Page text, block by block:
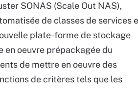
SONAS (Scale Out NAS),
de classes de services
plate-forme de stockage
en oeuvre prépackagée du
de mettre en oeuvre des
de critères tels que les